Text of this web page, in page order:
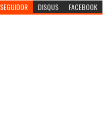
SEGUIDOR DISQUS FACEBOOK